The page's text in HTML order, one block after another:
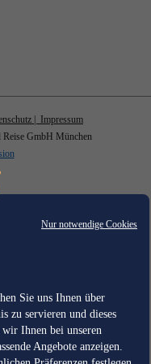
Nur notwendige Cookies
Sie uns Ihnen über
zu servieren und dieses
Ihnen bei unseren
Angebote anzeigen.
| Impressum
GmbH München